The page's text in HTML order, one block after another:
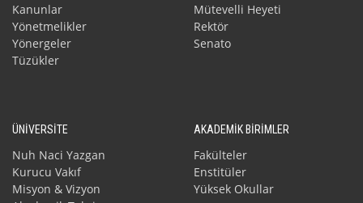
Kanunlar
Yönetmelikler
Yönergeler
Tüzükler
Mütevelli Heyeti
Rektör
Senato
ÜNİVERSİTE
Nuh Naci Yazgan
Kurucu Vakıf
Misyon & Vizyon
AKADEMİK BİRİMLER
Fakülteler
Enstitüler
Yüksek Okullar